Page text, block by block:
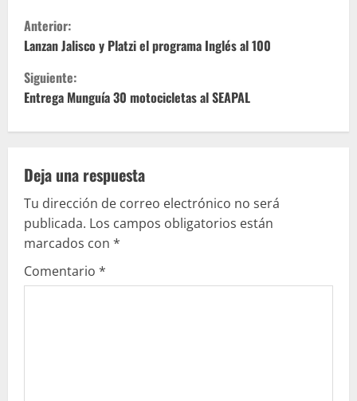
S
i
g
l
e
y
e
Anterior:
Lanzan Jalisco y Platzi el programa Inglés al 100
Siguiente:
Entrega Munguía 30 motocicletas al SEAPAL
Deja una respuesta
Tu dirección de correo electrónico no será
publicada. Los campos obligatorios están
marcados con *
Comentario *